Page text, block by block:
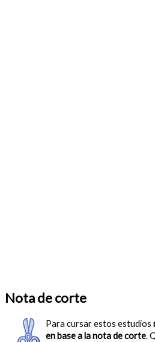
Nota de corte
Para cursar estos estudios
en base a la nota de corte.